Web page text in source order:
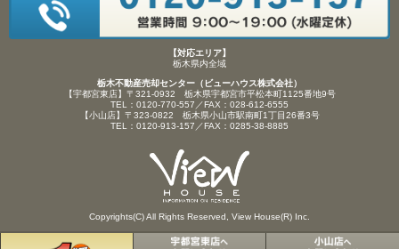
【対応エリア】
栃木県内全域
栃木不動産売却センター（ビューハウス株式会社）
【宇都宮東店】〒321-0932 栃木県宇都宮市平松本町1125番地9号
TEL：0120-770-557／FAX：028-612-6555
【小山店】〒323-0822 栃木県小山市駅南町1丁目26番3号
TEL：0120-913-157／FAX：0285-38-8885
Copyrights(C) All Rights Reserved, View House(R) Inc.